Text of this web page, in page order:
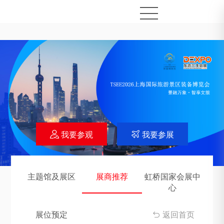
 我要参观  我要参展
主题馆及展区 展商推荐
虹桥国家会展中
心
展位预定  返回首页